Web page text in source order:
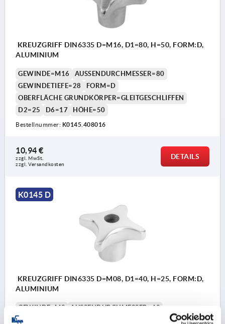
KREUZGRIFF DIN6335 D=M16, D1=80, H=50, FORM:D,
ALUMINIUM
GEWINDE=M16
AUSSENDURCHMESSER=80
GEWINDETIEFE=28
FORM=D
OBERFLÄCHE GRUNDKÖRPER=GLEITGESCHLIFFEN
D2=25
D6=17 HÖHE=50
Bestellnummer: K0145.408016
10,94 €
zzgl. MwSt.
zzgl. Versandkosten
DETAILS
K0145 D
KREUZGRIFF DIN6335 D=M08, D1=40, H=25, FORM:D,
ALUMINIUM
GEWINDE=M8
AUSSENDURCHMESSER=40
GEWINDETIEFE=15